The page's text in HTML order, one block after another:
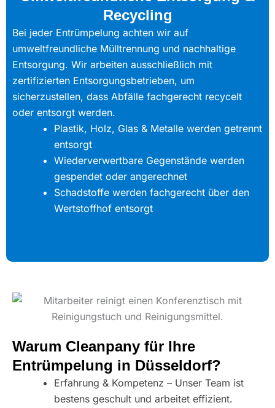
Recycling
Bei jeder Entrümpelung achten wir auf
umweltfreundliche Mülltrennung und nachhaltige
Entsorgung. Wir arbeiten ausschließlich mit
zertifizierten Entsorgungsbetrieben, um
sicherzustellen, dass Abfälle fachgerecht recycelt
oder entsorgt werden.
Plastik, Holz, Glas & Metalle werden getrennt
entsorgt
Wiederverwertbare Gegenstände werden
gespendet oder angerechnet
Schadstoffe werden fachgerecht über den
Wertstoffhof entsorgt
Warum Cleanpany für Ihre
Entrümpelung in Düsseldorf?
Erfahrung & Kompetenz – Unser Team ist
bestens geschult und arbeitet effizient.